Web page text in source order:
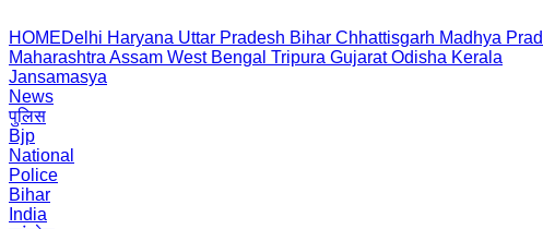
HOMEDelhi Haryana Uttar Pradesh Bihar Chhattisgarh Madhya
Maharashtra Assam West Bengal Tripura Gujarat Odisha Kerala
Jansamasya
News
पुलिस
Bjp
National
Police
Bihar
India